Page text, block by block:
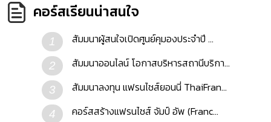
คอร์สเรียนน่าสนใจ
1 สัมมนาผู้สนใจเปิดศูนย์คุมองประจำปี ...
2 สัมมนาออนไลน์ โอกาสบริหารสถานีบริกา...
3 สัมมนาลงทุน แฟรนไชส์ยอนนี่ ThaiFran...
4 คอร์สสร้างแฟรนไชส์ จัมป์ อัพ (Franc...